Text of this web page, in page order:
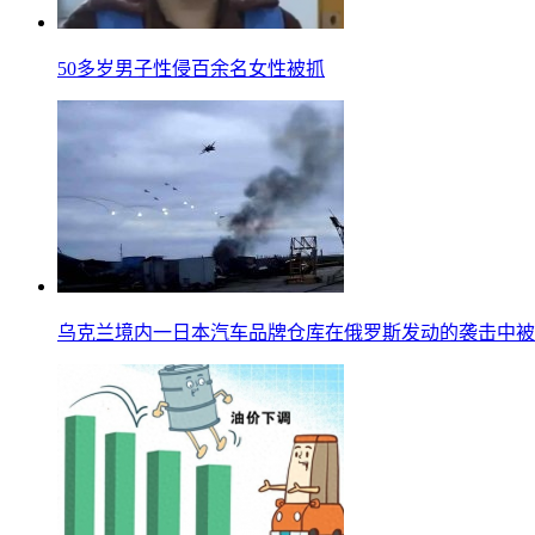
50多岁男子性侵百余名女性被抓
乌克兰境内一日本汽车品牌仓库在俄罗斯发动的袭击中